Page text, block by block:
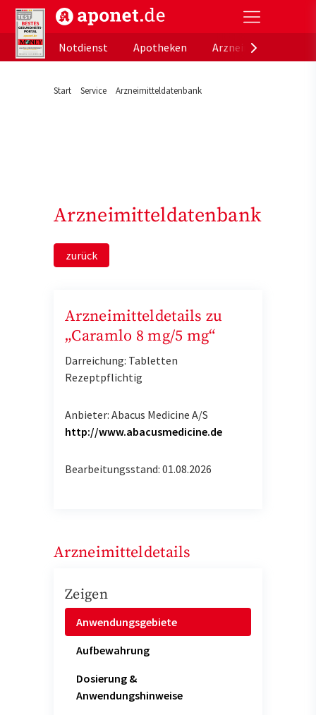
aponet.de - Das offizielle Gesundheitsportal der
Notdienst
Apotheken
Start Service Arzneimitteldatenbank
Arzneimitteldatenbank
zurück
Arzneimitteldetails zu
„Caramlo 8 mg/5 mg“
Darreichung: Tabletten
Rezeptpflichtig
Anbieter: Abacus Medicine A/S
http://www.abacusmedicine.de
Bearbeitungsstand: 01.08.2026
Arzneimitteldetails
Zeigen
Anwendungsgebiete
Aufbewahrung
Dosierung &
Anwendungshinweise